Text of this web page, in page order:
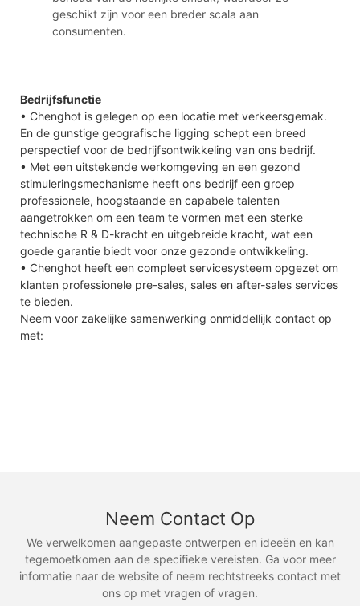
geschikt zijn voor een breder scala aan
consumenten.
Bedrijfsfunctie
• Chenghot is gelegen op een locatie met verkeersgemak.
En de gunstige geografische ligging schept een breed
perspectief voor de bedrijfsontwikkeling van ons bedrijf.
• Met een uitstekende werkomgeving en een gezond
stimuleringsmechanisme heeft ons bedrijf een groep
professionele, hoogstaande en capabele talenten
aangetrokken om een team te vormen met een sterke
technische R & D-kracht en uitgebreide kracht, wat een
goede garantie biedt voor onze gezonde ontwikkeling.
• Chenghot heeft een compleet servicesysteem opgezet om
klanten professionele pre-sales, sales en after-sales services
te bieden.
Neem voor zakelijke samenwerking onmiddellijk contact op
met:
Neem Contact Op
We verwelkomen aangepaste ontwerpen en ideeën en kan
tegemoetkomen aan de specifieke vereisten. Ga voor meer
informatie naar de website of neem rechtstreeks contact met
ons op met vragen of vragen.